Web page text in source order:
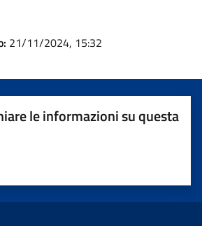
21/11/2024, 15:32
le informazioni su questa
5 stelle su 5
stelle su 5
su 5
5